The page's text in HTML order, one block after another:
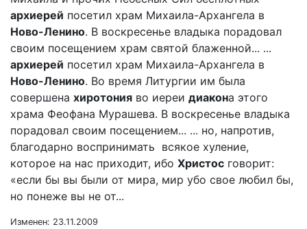
архиерей посетил храм Михаила-Архангела в
Ново-Ленино. В воскресенье владыка порадовал
своим посещением храм святой блаженной... ...
архиерей посетил храм Михаила-Архангела в
Ново-Ленино. Во время Литургии им была
совершена хиротония во иереи диакона этого
храма Феофана Мурашева. В воскресенье владыка
порадовал своим посещением... ... но, напротив,
благодарно воспринимать всякое хуление,
которое на нас приходит, ибо Христос говорит:
«если бы вы были от мира, мир убо свое любил бы,
но понеже вы не от...
Изменен: 23.11.2009